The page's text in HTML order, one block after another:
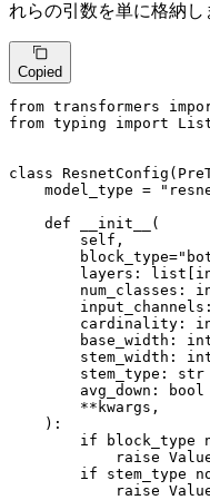
れらの引数を単に格納し
Copied
from transformers
from typing import
class ResnetConfig (
    model_type =
def
__init__
(
        self,
        block_type=
        layers:
list [
        num_classes:
        cardinality:
        base_width:
        stem_width:
        stem_type:
str
        avg_down:
bool
        **kwargs,
):
if block_type
raise
if stem_type
raise